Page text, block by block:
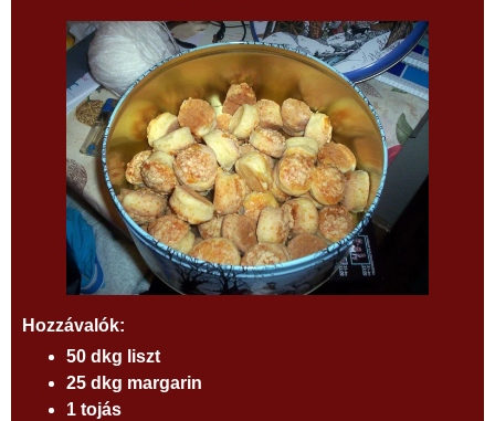
Hozzávalók:
50 dkg liszt
25 dkg margarin
1 tojás